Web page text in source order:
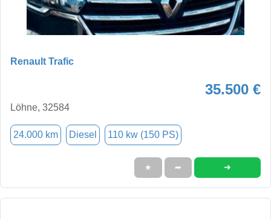
Renault Trafic
35.500 €
Löhne, 32584
24.000 km Diesel 110 kw (150 PS)
★ ➦ ➜